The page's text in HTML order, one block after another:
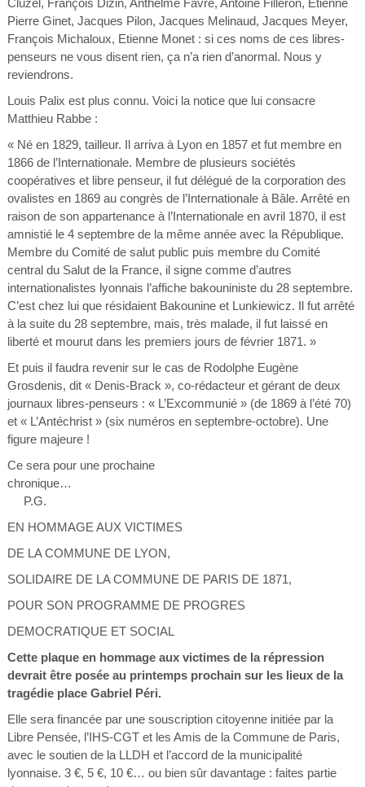
Cluzel, François Dizin, Anthelme Favre, Antoine Filleron, Etienne
Pierre Ginet, Jacques Pilon, Jacques Melinaud, Jacques Meyer,
François Michaloux, Etienne Monet : si ces noms de ces libres-
penseurs ne vous disent rien, ça n’a rien d’anormal. Nous y
reviendrons.
Louis Palix est plus connu. Voici la notice que lui consacre
Matthieu Rabbe :
« Né en 1829, tailleur. Il arriva à Lyon en 1857 et fut membre en
1866 de l’Internationale. Membre de plusieurs sociétés
coopératives et libre penseur, il fut délégué de la corporation des
ovalistes en 1869 au congrès de l’Internationale à Bâle. Arrêté en
raison de son appartenance à l’Internationale en avril 1870, il est
amnistié le 4 septembre de la même année avec la République.
Membre du Comité de salut public puis membre du Comité
central du Salut de la France, il signe comme d’autres
internationalistes lyonnais l’affiche bakouniniste du 28 septembre.
C’est chez lui que résidaient Bakounine et Lunkiewicz. Il fut arrêté
à la suite du 28 septembre, mais, très malade, il fut laissé en
liberté et mourut dans les premiers jours de février 1871. »
Et puis il faudra revenir sur le cas de Rodolphe Eugène
Grosdenis, dit « Denis-Brack », co-rédacteur et gérant de deux
journaux libres-penseurs : « L’Excommunié » (de 1869 à l’été 70)
et « L’Antéchrist » (six numéros en septembre-octobre). Une
figure majeure !
Ce sera pour une prochaine
chronique…
P.G.
EN HOMMAGE AUX VICTIMES
DE LA COMMUNE DE LYON,
SOLIDAIRE DE LA COMMUNE DE PARIS DE 1871,
POUR SON PROGRAMME DE PROGRES
DEMOCRATIQUE ET SOCIAL
Cette plaque en hommage aux victimes de la répression
devrait être posée au printemps prochain sur les lieux de la
tragédie place Gabriel Péri.
Elle sera financée par une souscription citoyenne initiée par la
Libre Pensée, l’IHS-CGT et les Amis de la Commune de Paris,
avec le soutien de la LLDH et l’accord de la municipalité
lyonnaise. 3 €, 5 €, 10 €… ou bien sûr davantage : faites partie